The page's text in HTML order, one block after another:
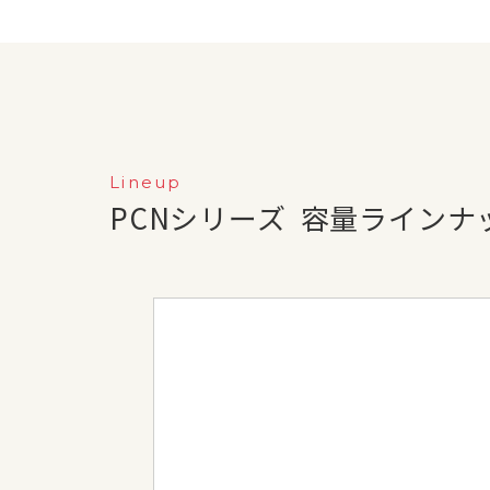
Lineup
PCNシリーズ 容量ラインナ